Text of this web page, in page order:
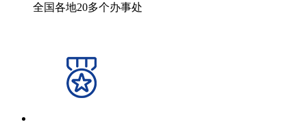
全国各地20多个办事处